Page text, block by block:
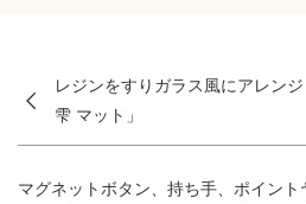
レジンをすりガラス風にアレン
雫 マット」
マグネットボタン、持ち手、ポイン